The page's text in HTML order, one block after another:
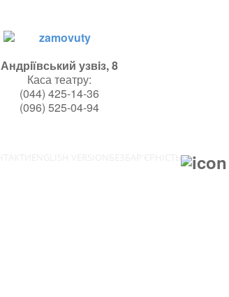
Андрiївський узвiз, 8
Каса театру:
(044) 425-14-36
(096) 525-04-94